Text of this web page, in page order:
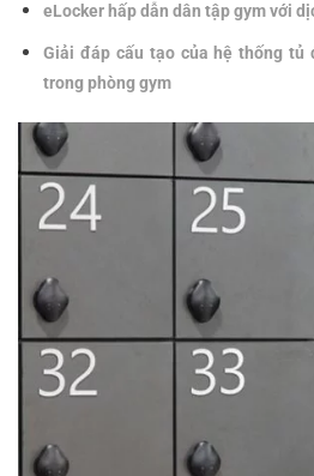
eLocker hấp dẫn dân tập gym với
Giải đáp cấu tạo của hệ thống tủ
trong phòng gym